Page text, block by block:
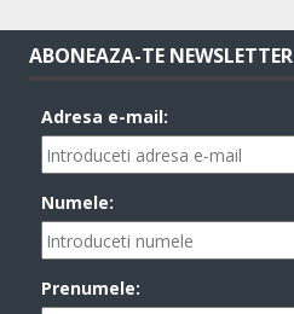
ABONEAZA-TE NEWSLETTER
Adresa e-mail:
Numele:
Prenumele: